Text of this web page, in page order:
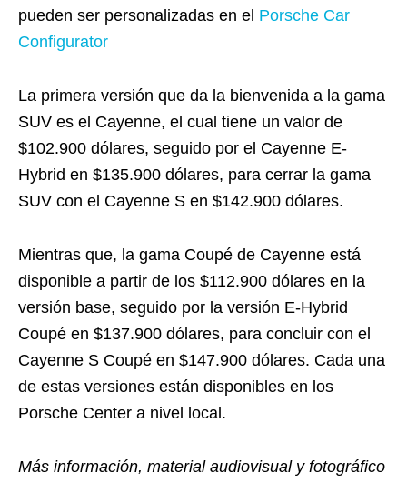
pueden ser personalizadas en el Porsche Car
Configurator
La primera versión que da la bienvenida a la gama
SUV es el Cayenne, el cual tiene un valor de
$102.900 dólares, seguido por el Cayenne E-
Hybrid en $135.900 dólares, para cerrar la gama
SUV con el Cayenne S en $142.900 dólares.
Mientras que, la gama Coupé de Cayenne está
disponible a partir de los $112.900 dólares en la
versión base, seguido por la versión E-Hybrid
Coupé en $137.900 dólares, para concluir con el
Cayenne S Coupé en $147.900 dólares. Cada una
de estas versiones están disponibles en los
Porsche Center a nivel local.
Más información, material audiovisual y fotográfico